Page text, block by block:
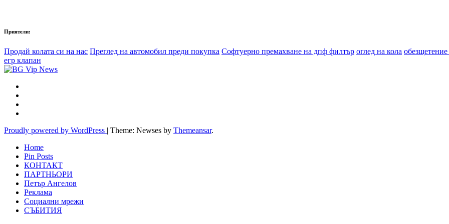
Приятели:
Продай колата си на нас Преглед на автомобил преди покупка Софтуерно премахване на дпф филтър оглед на кола
егр клапан
Proudly powered by WordPress Theme: Newses by Themeansar.
Home
Pin Posts
КОНТАКТ
ПАРТНЬОРИ
Петър Ангелов
Реклама
Социални мрежи
СЪБИТИЯ